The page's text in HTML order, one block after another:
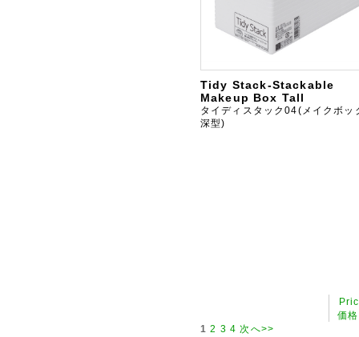
Tidy Stack-Stackable
Makeup Box Tall
タイディスタック04(メイクボッ
深型)
価
1 2 3 4 次へ>>